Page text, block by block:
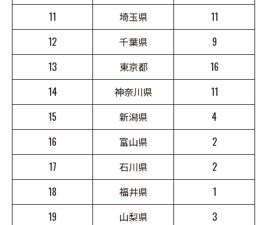
11
埼玉県
11
12
千葉県
9
13
東京都
16
14
神奈川県
11
15
新潟県
4
16
富山県
2
17
石川県
2
18
福井県
1
19
山梨県
3